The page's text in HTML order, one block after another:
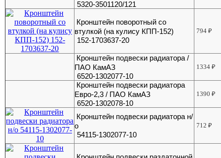
5320-3501120/121
Кронштейн поворотный со
втулкой (на кулису КПП-152)
152-1703637-20
794₽
Кронштейн подвески радиатора /
ПАО КамАЗ
6520-1302077-10
1334₽
Кронштейн подвески радиатора
Евро-2,3 / ПАО КамАЗ
6520-1302078-10
1390₽
Кронштейн подвески радиатора н/
о
54115-1302077-10
712₽